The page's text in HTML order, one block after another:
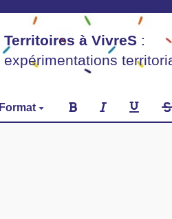
Territoires à VivreS :
expérimentations
Format